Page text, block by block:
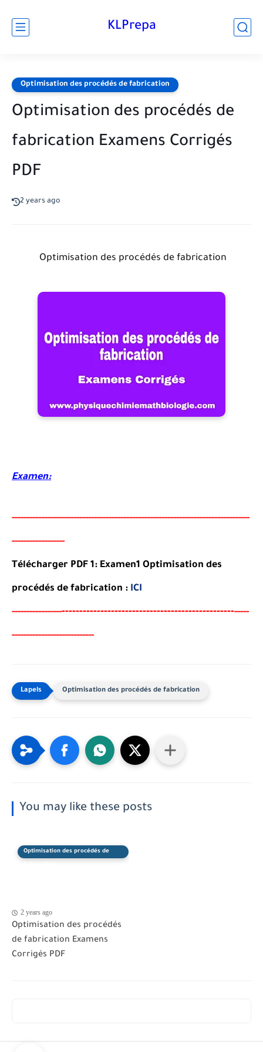
KLPrepa
Optimisation des procédés de fabrication
Optimisation des procédés de
fabrication Examens Corrigés
PDF
2 years ago
Optimisation des procédés de fabrication
Examen:
---------------------------------------------------------------------------------
------------------
Télécharger PDF 1: Examen1 Optimisation des
procédés de fabrication : ICI
-----------------------------------------------------------------------
----------------------------
Optimisation des procédés de fabrication
You may like these posts
Optimisation des procédés de
2 years ago
Optimisation des procédés
de fabrication Examens
Corrigés PDF